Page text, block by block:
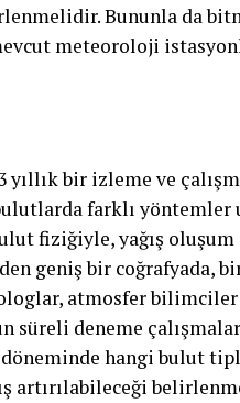
Bununla da
meteoroloji
bir izleme ve
farklı yöntemler
fiziğiyle, yağış
geniş bir coğrafyada,
atmosfer
deneme
hangi bulut
artırılabileceği